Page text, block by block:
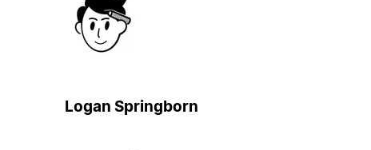
Logan Springborn